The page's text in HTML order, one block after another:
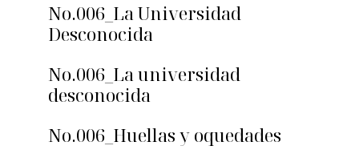
No.006_La Universidad
Desconocida
No.006_La universidad
desconocida
No.006_Huellas y oquedades